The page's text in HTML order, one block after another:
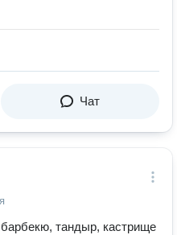
Чат
тандыр, кастрище